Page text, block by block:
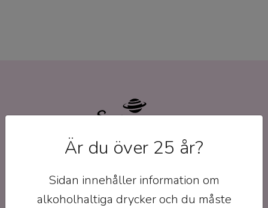
Saturnus AB
Bronsyxegatan 11
Är du över 25 år?
Sidan innehåller information om
alkoholhaltiga drycker och du måste